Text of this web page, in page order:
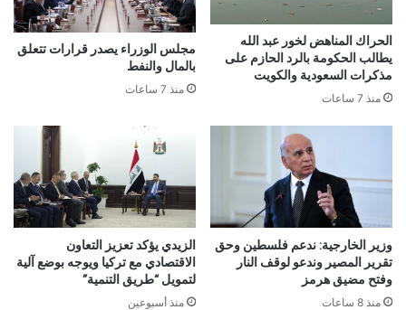
الحراك المناهض لخور عبد الله
يطالب الحكومة بالرد الحازم على
مذكرات السعودية والكويت
منذ 7 ساعات
مجلس الوزراء يصدر قرارات تتعلق
بالمال والنفط
منذ 7 ساعات
وزير الخارجية: ندعم فلسطين وحق
تقرير المصير وندعو لوقف النار
وفتح مضيق هرمز
منذ 8 ساعات
الزيدي يؤكد تعزيز التعاون
الاقتصادي مع تركيا ويوجه بوضع آلية
لتمويل “طريق التنمية”
منذ أسبوعين